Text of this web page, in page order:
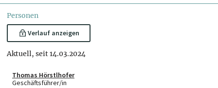
Personen
Verlauf anzeigen
Aktuell, seit 14.03.2024
Thomas Hörstlhofer
Geschäftsführer/in